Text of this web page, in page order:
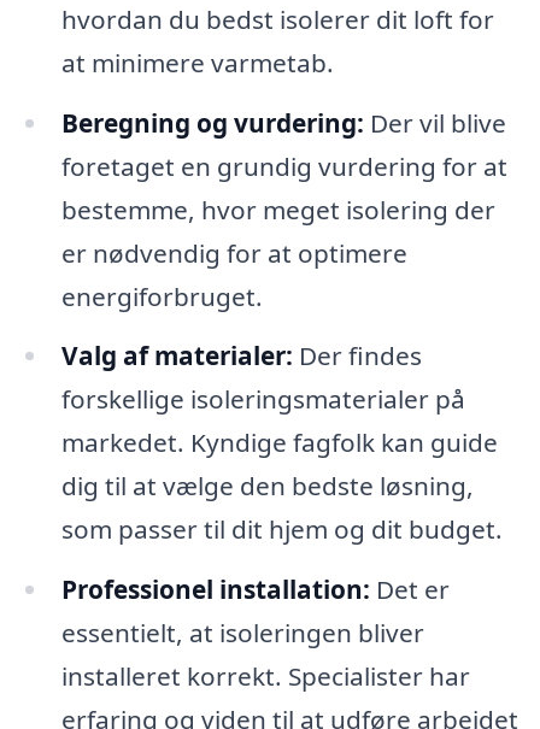
hvordan du bedst isolerer dit loft for
at minimere varmetab.
Beregning og vurdering: Der vil blive
foretaget en grundig vurdering for at
bestemme, hvor meget isolering der
er nødvendig for at optimere
energiforbruget.
Valg af materialer: Der findes
forskellige isoleringsmaterialer på
markedet. Kyndige fagfolk kan guide
dig til at vælge den bedste løsning,
som passer til dit hjem og dit budget.
Professionel installation: Det er
essentielt, at isoleringen bliver
installeret korrekt. Specialister har
erfaring og viden til at udføre arbejdet